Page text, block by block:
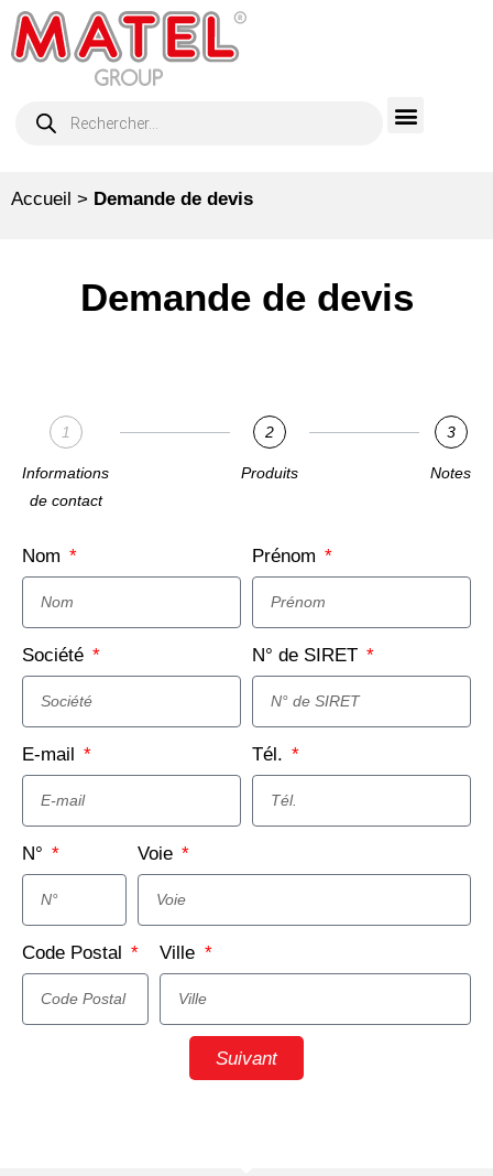
Accueil > Demande de devis
Demande de devis
1
Informations
de contact
2
Produits
3
Notes
Nom Prénom
Société N° de SIRET
E-mail Tél.
N° Voie
Code Postal Ville
Suivant